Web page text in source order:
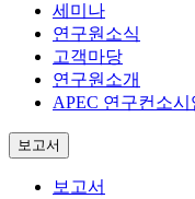
세미나
연구원소식
고객마당
연구원소개
APEC 연구컨소시
보고서
보고서